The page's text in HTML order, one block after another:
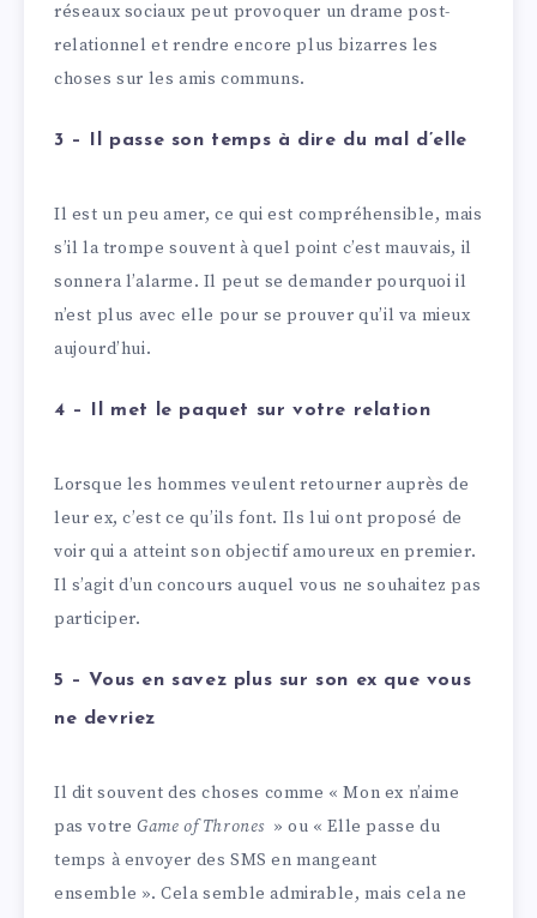
réseaux sociaux peut provoquer un drame post-
relationnel et rendre encore plus bizarres les
choses sur les amis communs.
3 – Il passe son temps à dire du mal d’elle
Il est un peu amer, ce qui est compréhensible, mais
s’il la trompe souvent à quel point c’est mauvais, il
sonnera l’alarme. Il peut se demander pourquoi il
n’est plus avec elle pour se prouver qu’il va mieux
aujourd’hui.
4 – Il met le paquet sur votre relation
Lorsque les hommes veulent retourner auprès de
leur ex, c’est ce qu’ils font. Ils lui ont proposé de
voir qui a atteint son objectif amoureux en premier.
Il s’agit d’un concours auquel vous ne souhaitez pas
participer.
5 – Vous en savez plus sur son ex que vous
ne devriez
Il dit souvent des choses comme « Mon ex n’aime
pas votre Game of Thrones » ou « Elle passe du
temps à envoyer des SMS en mangeant
ensemble ». Cela semble admirable, mais cela ne